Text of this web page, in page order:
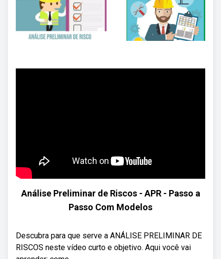
Análise Preliminar de Riscos - APR - Passo a
Passo Com Modelos
Descubra para que serve a ANÁLISE PRELIMINAR DE
RISCOS neste vídeo curto e objetivo. Aqui você vai